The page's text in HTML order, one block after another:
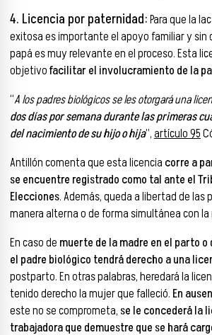
4. Licencia por paternidad:Para que la
exitosa es importante el apoyo familiar y sin
papá es muy relevante en el proceso. Esta
objetivofacilitar el involucramiento de la
“A los padres biológicos se les otorgará una
dos días por semana durante las primeras
del nacimiento de su hijo o hija”,artículo 95
Antillón comenta que esta licencia corre a
se encuentre registrado como tal ante el
Elecciones. Además, queda a libertad de
manera alterna o de forma simultánea con la
En caso de muerte de la madre en el parto
el padre biológico tendrá derecho a una
postparto. En otras palabras, heredará la
tenido derecho la mujer que falleció. En
este no se comprometa,se le concederá la
trabajadora que demuestre que se hará